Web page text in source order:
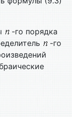
-го порядка
-го